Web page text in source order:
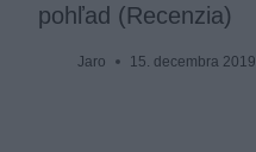
pohľad (Recenzia)
Jaro 15. decembra 2019